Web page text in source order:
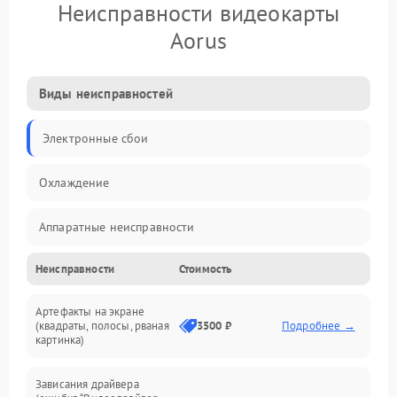
Неисправности видеокарты
Aorus
Виды неисправностей
Электронные сбои
Охлаждение
Аппаратные неисправности
Перегрев и термопроблемы
Видео
Неисправности Стоимость
Артефакты на экране
(квадраты, полосы, рваная
картинка)
3500 ₽ Подробнее →
Зависания драйвера